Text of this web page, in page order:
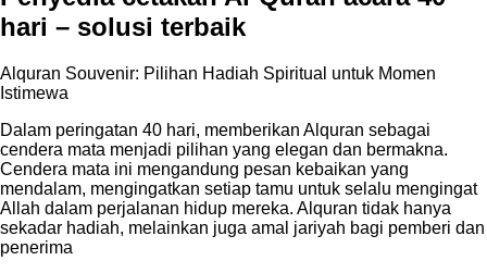
hari – solusi terbaik
Alquran Souvenir: Pilihan Hadiah Spiritual untuk Momen
Istimewa
Dalam peringatan 40 hari, memberikan Alquran sebagai
cendera mata menjadi pilihan yang elegan dan bermakna.
Cendera mata ini mengandung pesan kebaikan yang
mendalam, mengingatkan setiap tamu untuk selalu mengingat
Allah dalam perjalanan hidup mereka. Alquran tidak hanya
sekadar hadiah, melainkan juga amal jariyah bagi pemberi dan
penerima